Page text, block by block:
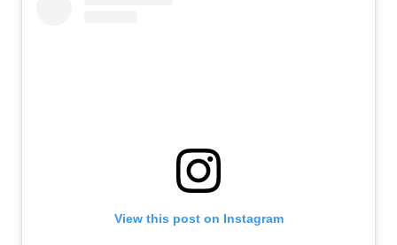
View this post on Instagram